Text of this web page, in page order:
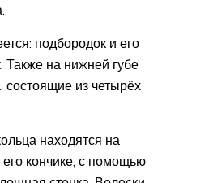
подбородок и его
Также на нижней губе
состоящие из четырёх
находятся на
его кончике, с помощью